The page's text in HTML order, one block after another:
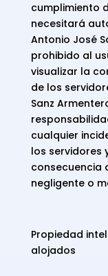
cumplimiento
necesitará
Antonio José
prohibido al
visualizar la
de los
Sanz
cualquier
los servidores
consecuencia
negligente o
Propiedad
alojados